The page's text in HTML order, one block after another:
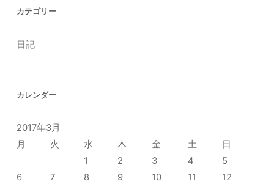
カテゴリー
日記
カレンダー
2017年3月
月
火 水 木 金 土
日
1
2 3 4
5
6
7 8 9 10 11
12